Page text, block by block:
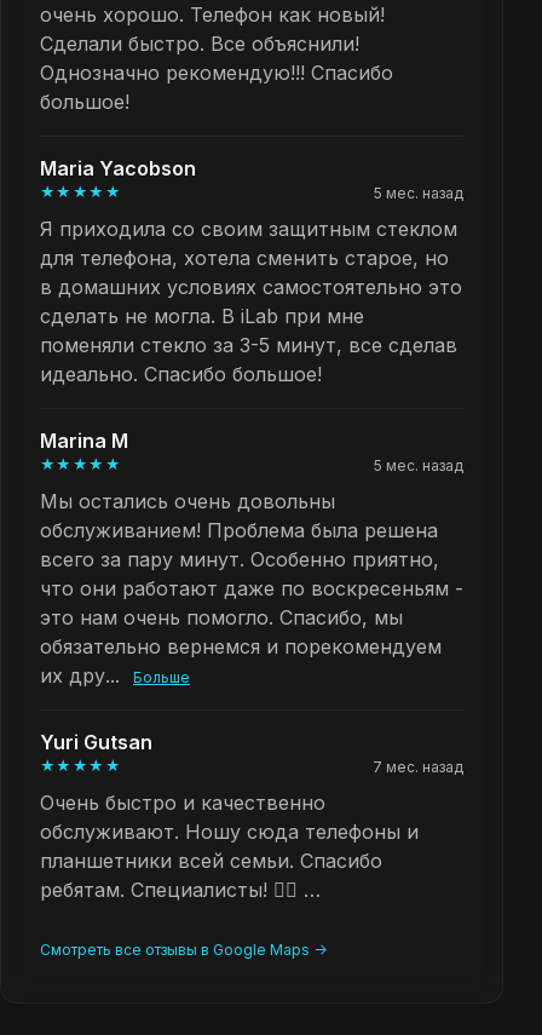
очень хорошо. Телефон как новый!
Сделали быстро. Все объяснили!
Однозначно рекомендую!!! Спасибо
большое!
Maria Yacobson
★★★★★ 5 мес. назад
Я приходила со своим защитным стеклом
для телефона, хотела сменить старое, но
в домашних условиях самостоятельно это
сделать не могла. В iLab при мне
поменяли стекло за 3-5 минут, все сделав
идеально. Спасибо большое!
Marina M
★★★★★ 5 мес. назад
Мы остались очень довольны
обслуживанием! Проблема была решена
всего за пару минут. Особенно приятно,
что они работают даже по воскресеньям -
это нам очень помогло. Спасибо, мы
обязательно вернемся и порекомендуем
их дру...
Больше
Yuri Gutsan
★★★★★ 7 мес. назад
Очень быстро и качественно
обслуживают. Ношу сюда телефоны и
планшетники всей семьи. Спасибо
ребятам. Специалисты! 👍🏻 …
Смотреть все отзывы в Google Maps ->